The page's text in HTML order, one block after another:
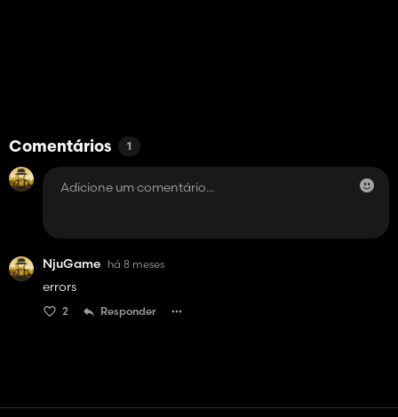
Comentários 1
NjuGame há 8 meses
errors
2 Responder